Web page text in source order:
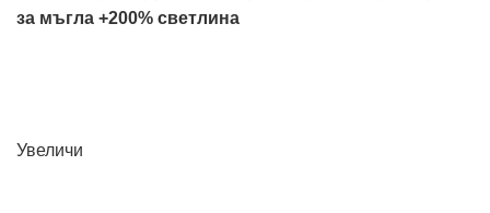
за мъгла +200% светлина
Увеличи